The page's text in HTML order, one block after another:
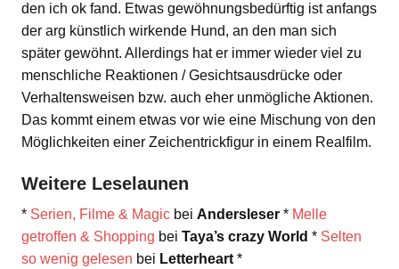
den ich ok fand. Etwas gewöhnungsbedürftig ist anfangs
der arg künstlich wirkende Hund, an den man sich
später gewöhnt. Allerdings hat er immer wieder viel zu
menschliche Reaktionen / Gesichtsausdrücke oder
Verhaltensweisen bzw. auch eher unmögliche Aktionen.
Das kommt einem etwas vor wie eine Mischung von den
Möglichkeiten einer Zeichentrickfigur in einem Realfilm.
Weitere Leselaunen
* Serien, Filme & Magic bei Andersleser * Melle
getroffen & Shopping bei Taya’s crazy World * Selten
so wenig gelesen bei Letterheart *